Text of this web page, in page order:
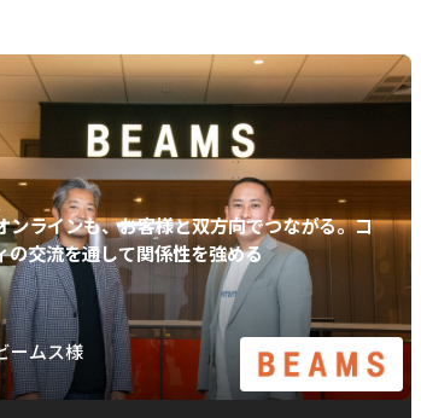
ンラインも、お客様と双方向でつながる。コ
の交流を通して関係性を強める
ームス様